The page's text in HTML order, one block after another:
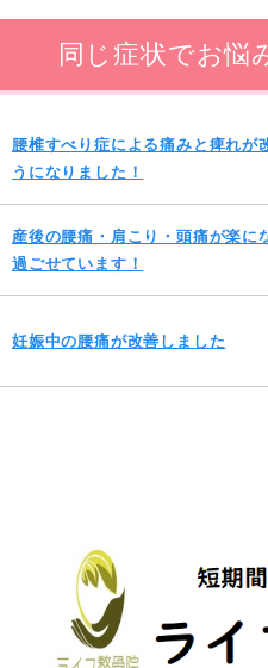
同じ症状でお悩
腰椎すべり症による痛みと痺れが
うになりました！
産後の腰痛・肩こり・頭痛が楽に
過ごせています！
妊娠中の腰痛が改善しました